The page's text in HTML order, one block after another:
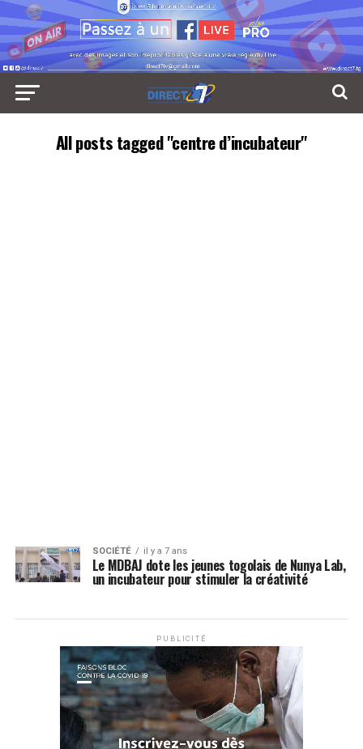
All posts tagged "centre d’incubateur"
SOCIÉTÉ il y a 7 ans
Le MDBAJ dote les jeunes togolais de Nunya Lab,
un incubateur pour stimuler la créativité
PUBLICITÉ